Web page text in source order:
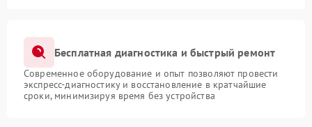
Бесплатная диагностика и быстрый ремонт
Современное оборудование и опыт позволяют провести
экспресс-диагностику и восстановление в кратчайшие
сроки, минимизируя время без устройства